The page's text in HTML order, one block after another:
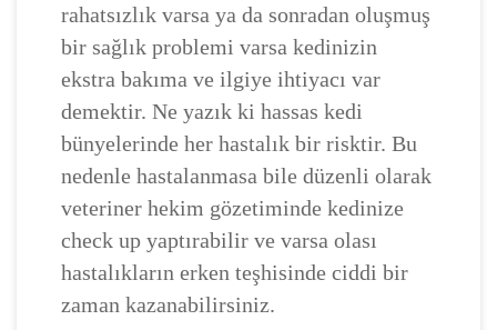
rahatsızlık varsa ya da sonradan oluşmuş
bir sağlık problemi varsa kedinizin
ekstra bakıma ve ilgiye ihtiyacı var
demektir. Ne yazık ki hassas kedi
bünyelerinde her hastalık bir risktir. Bu
nedenle hastalanmasa bile düzenli olarak
veteriner hekim gözetiminde kedinize
check up yaptırabilir ve varsa olası
hastalıkların erken teşhisinde ciddi bir
zaman kazanabilirsiniz.